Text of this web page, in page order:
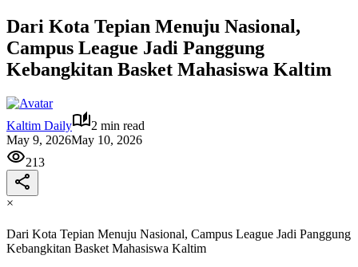
Dari Kota Tepian Menuju Nasional,
Campus League Jadi Panggung
Kebangkitan Basket Mahasiswa Kaltim
Kaltim Daily
2 min read
May 9, 2026May 10, 2026
213
×
Dari Kota Tepian Menuju Nasional, Campus League Jadi Panggung
Kebangkitan Basket Mahasiswa Kaltim